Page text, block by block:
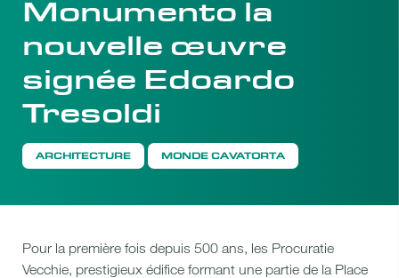
Monumento la
nouvelle œuvre
signée Edoardo
Tresoldi
ARCHITECTURE MONDE CAVATORTA
Pour la première fois depuis 500 ans, les Procuratie
Vecchie, prestigieux édifice formant une partie de la Place